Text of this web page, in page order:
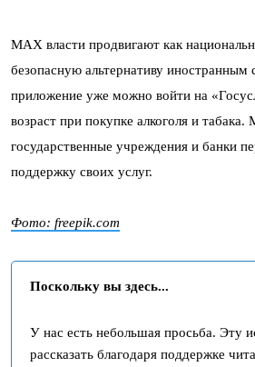
MAX власти продвигают как
безопасную альтернативу иностранным
приложение уже можно войти на
возраст при покупке алкоголя и табака.
государственные учреждения и банки
поддержку своих услуг.
Фото: freepik.com
Поскольку вы здесь...
У нас есть небольшая просьба. Эту
рассказать благодаря поддержке